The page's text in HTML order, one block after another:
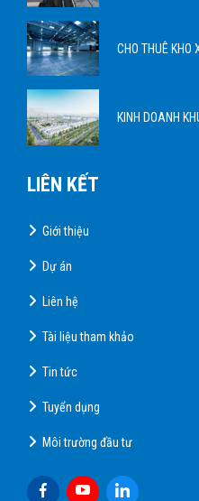
CHO THUÊ KHO
KINH DOANH
LIÊN KẾT
Giới thiệu
Dự án
Liên hệ
Tài liệu tham khảo
Tin tức
Tuyển dụng
Môi trường đầu tư